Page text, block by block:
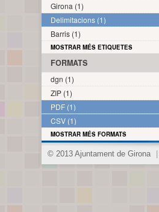
Girona (1)
Delimitacions (1)
Barris (1)
MOSTRAR MÉS ETIQUETES
FORMATS
dgn (1)
ZIP (1)
PDF (1)
CSV (1)
MOSTRAR MÉS FORMATS
© 2013 Ajuntament de Girona